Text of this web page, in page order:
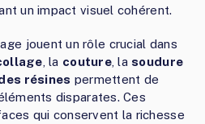
un impact visuel cohérent.
jouent un rôle crucial dans
, la couture, la soudure
résines permettent de
disparates. Ces
qui conservent la richesse